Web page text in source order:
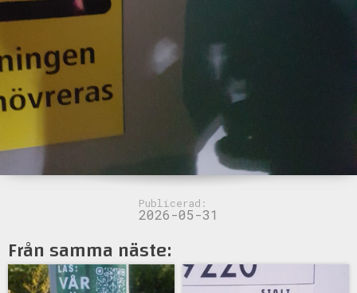
Publicerad:
2026-05-31
Från samma näste: